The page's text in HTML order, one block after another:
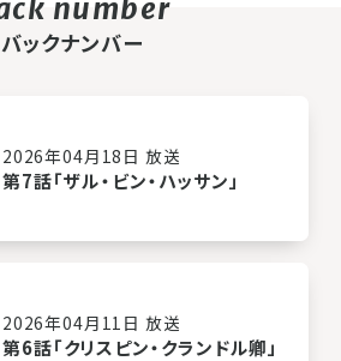
バックナンバー
2026年04月18日 放送
第7話「ザル・ビン・ハッサン」
2026年04月11日 放送
第6話「クリスピン・クランドル卿」